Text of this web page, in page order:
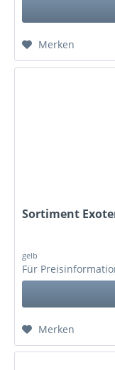
Merken
Sortiment
gelb
Für
Merken